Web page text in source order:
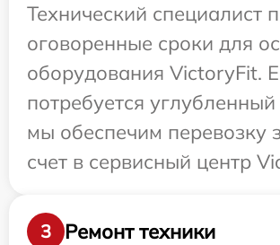
Технический специалист
оговоренные сроки для
оборудования VictoryFit.
потребуется
мы обеспечим перевозку
счет в сервисный центр
3
Ремонт техники